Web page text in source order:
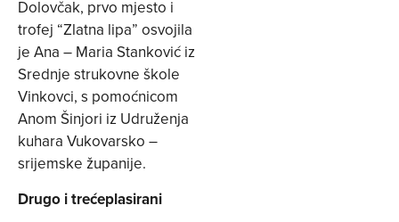
Dolovčak, prvo mjesto i
trofej “Zlatna lipa” osvojila
je Ana – Maria Stanković iz
Srednje strukovne škole
Vinkovci, s pomoćnicom
Anom Šinjori iz Udruženja
kuhara Vukovarsko –
srijemske županije.
Drugo i trećeplasirani